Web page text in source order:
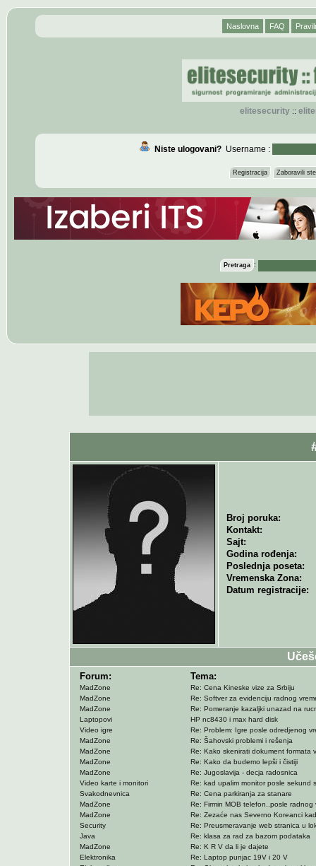
Naslovna FAQ
elitesecurity::
Niste ulogovani?Username :
Registracija Zaboravili
Pretraga :
Broj poruka:
Kontakt:
Sajt:
Godina rođenja:
Poslednja poseta:
Vremenska Zona:
Datum registracije:
Forum: Tema:
MadZone
Re: Cena Kineske vize za Srbiju
MadZone
Re: Softver za evidenciju radnog
MadZone
Re: Pomeranje kazaljki unazad na
Laptopovi
HP nc8430 i max hard disk
Video igre
Re: Problem: Igre posle odredjenog
MadZone
Re: Šahovski problemi i rešenja
MadZone
Re: Kako skenirati dokument formata
MadZone
Re: Kako da budemo lepši i čistiji
MadZone
Re: Jugoslavija - decja radosnica
Video karte i monitori
Re: kad upalim monitor posle sekund
Svakodnevnica
Re: Cena parkiranja za stanare
MadZone
Re: Firmin MOB telefon..posle radnog
MadZone
Re: Zezaće nas Severno Koreanci
Security
Re: Preusmeravanje web stranica u
Java
Re: klasa za rad za bazom podataka
MadZone
Re: K R V da li je dajete
Elektronika
Re: Laptop punjac 19V i 20 V